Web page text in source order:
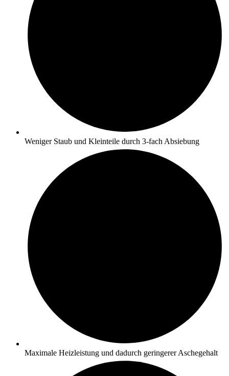
Weniger Staub und Kleinteile durch 3-fach Absiebung
Maximale Heizleistung und dadurch geringerer Aschegehalt